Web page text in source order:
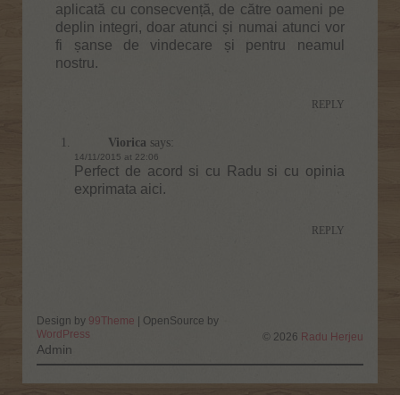
aplicată cu consecvență, de către oameni pe
deplin integri, doar atunci și numai atunci vor
fi șanse de vindecare și pentru neamul
nostru.
REPLY
Viorica says:
14/11/2015 at 22:06
Perfect de acord si cu Radu si cu opinia
exprimata aici.
REPLY
© 2026 Radu Herjeu
Design by 99Theme | OpenSource by
WordPress
Admin